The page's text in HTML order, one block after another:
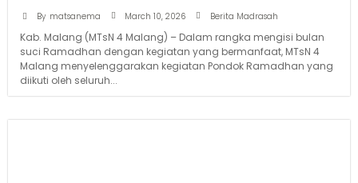
By matsanema March 10, 2026 Berita Madrasah
Kab. Malang (MTsN 4 Malang) – Dalam rangka mengisi bulan
suci Ramadhan dengan kegiatan yang bermanfaat, MTsN 4
Malang menyelenggarakan kegiatan Pondok Ramadhan yang
diikuti oleh seluruh...